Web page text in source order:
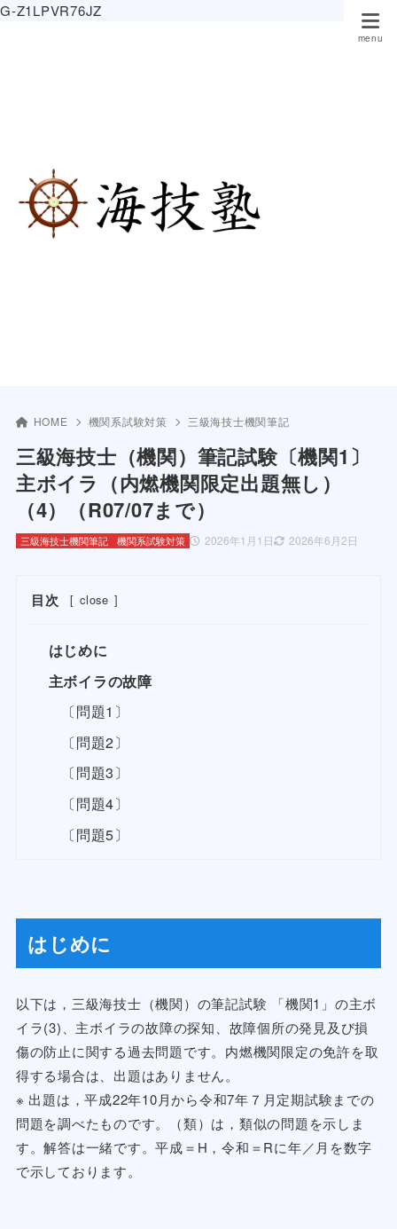
G-Z1LPVR76JZ
HOME 機関系試験対策 三級海技士機関筆記
三級海技士（機関）筆記試験〔機関1〕
主ボイラ（内燃機関限定出題無し）
（4）（R07/07まで）
2026年1月1日 2026年6月2日
三級海技士機関筆記 機関系試験対策
目次 [ close ]
はじめに
主ボイラの故障
〔問題1〕
〔問題2〕
〔問題3〕
〔問題4〕
〔問題5〕
はじめに
以下は，三級海技士（機関）の筆記試験 「機関1」の主ボ
イラ(3)、主ボイラの故障の探知、故障個所の発見及び損
傷の防止に関する過去問題です。内燃機関限定の免許を取
得する場合は、出題はありません。
※ 出題は，平成22年10月から令和7年７月定期試験までの
問題を調べたものです。（類）は，類似の問題を示しま
す。解答は一緒です。平成＝H，令和＝Rに年／月を数字
で示しております。